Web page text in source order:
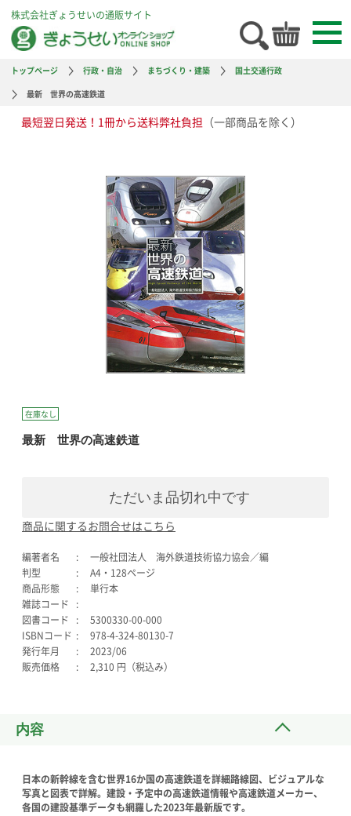
株式会社ぎょうせいの通販サイト
トップページ 行政・自治 まちづくり・建築
国土交通行政
最新 世界の高速鉄道
最短翌日発送！1冊から送料弊社負担 （一部商品を除く）
在庫なし
最新 世界の高速鉄道
ただいま品切れ中です
商品に関するお問合せはこちら
編著者名
一般社団法人 海外鉄道技術協力協会／編
判型
A4・128ページ
商品形態
単行本
雑誌コード
図書コード
5300330-00-000
ISBNコード
978-4-324-80130-7
発行年月
2023/06
販売価格
2,310 円（税込み）
内容
日本の新幹線を含む世界16か国の高速鉄道を詳細路線図、ビジュアルな
写真と図表で詳解。建設・予定中の高速鉄道情報や高速鉄道メーカー、
各国の建設基準データも網羅した2023年最新版です。